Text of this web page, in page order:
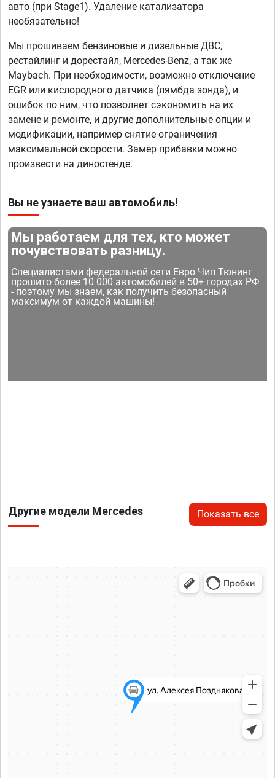
авто (при Stage1). Удаление катализатора
необязательно!
Мы прошиваем бензиновые и дизельные ДВС,
рестайлинг и дорестайл, Mercedes-Benz, а так же
Maybach. При необходимости, возможно отключение
EGR или кислородного датчика (лямбда зонда), и
ошибок по ним, что позволяет сэкономить на их
замене и ремонте, и другие дополнительные опции и
модификации, например снятие ограничения
максимальной скорости. Замер прибавки можно
произвести на диностенде.
Вы не узнаете ваш автомобиль!
Мы работаем для тех, кто может
почувствовать разницу.
Специалистами федеральной сети Евро Чип Тюнинг
прошито более 10 000 автомобилей в 50+ городах РФ
- поэтому мы знаем, как получить безопасный
максимум от каждой машины!
Другие модели Mercedes Показать все